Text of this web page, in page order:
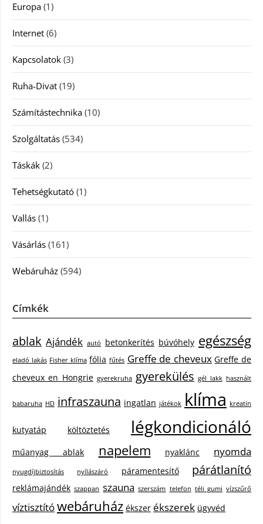
Europa (1)
Internet (6)
Kapcsolatok (3)
Ruha-Divat (19)
Számítástechnika (10)
Szolgáltatás (534)
Táskák (2)
Tehetségkutató (1)
Vallás (1)
Vásárlás (161)
Webáruház (594)
Címkék
ablak Ajándék autó betonkerítés búvóhely egészség
eladó lakás Fisher klíma fólia fűtés Greffe de cheveux Greffe de
cheveux en Hongrie gyerekruha gyerekülés gél lakk használt
babaruha HD infraszauna ingatlan játékok klíma kreatin
kutyatáp költöztetés légkondicionáló
műanyag ablak napelem nyaklánc nyomda
nyugdíjbiztosítás nyílászáró páramentesítő párátlanító
reklámajándék szappan szauna szerszám telefon téli gumi vízszűrő
víztisztítówebáruház ékszer ékszerek ügyvéd